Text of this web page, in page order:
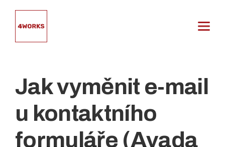
Jak vyměnit e-mail
u kontaktního
formuláře (Avada